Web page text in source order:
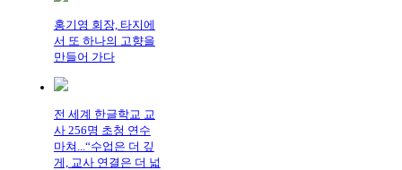
홍기영 회장, 타지에
서 또 하나의 고향을
만들어 가다
전 세계 한글학교 교
사 256명 초청 연수
마쳐...“수업은 더 깊
게, 교사 연결은 더 넓